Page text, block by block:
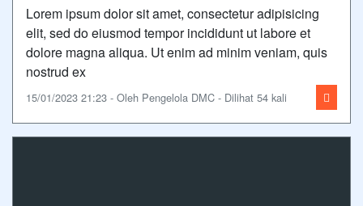
Lorem ipsum dolor sit amet, consectetur adipisicing
elit, sed do eiusmod tempor incididunt ut labore et
dolore magna aliqua. Ut enim ad minim veniam, quis
nostrud ex
15/01/2023 21:23 - Oleh Pengelola DMC - Dilihat 54 kali